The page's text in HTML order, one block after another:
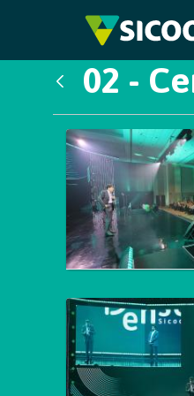
Pular para o Conteúdo
02 -
Galeria de Mídias